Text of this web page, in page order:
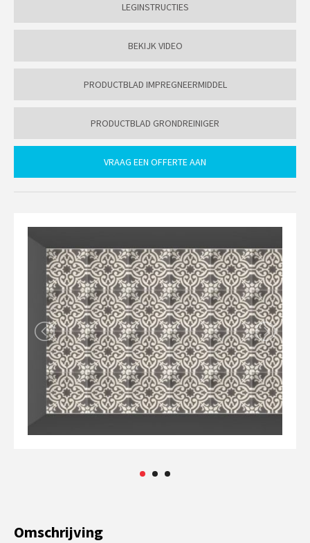
LEGINSTRUCTIES
BEKIJK VIDEO
PRODUCTBLAD IMPREGNEERMIDDEL
PRODUCTBLAD GRONDREINIGER
VRAAG EEN OFFERTE AAN
Omschrijving